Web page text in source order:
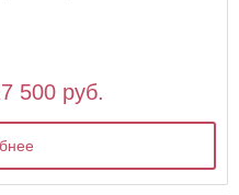
500 руб.